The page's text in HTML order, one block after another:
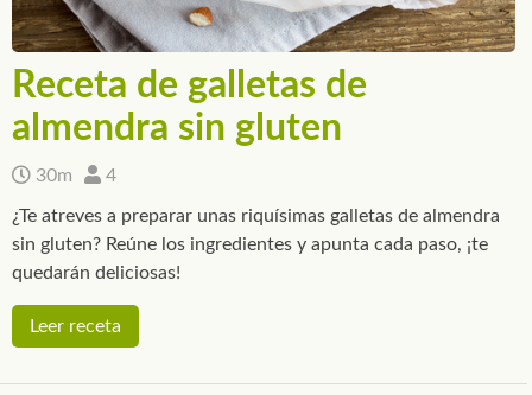
Receta de galletas de
almendra sin gluten
30m 4
¿Te atreves a preparar unas riquísimas galletas de almendra
sin gluten? Reúne los ingredientes y apunta cada paso, ¡te
quedarán deliciosas!
Leer receta